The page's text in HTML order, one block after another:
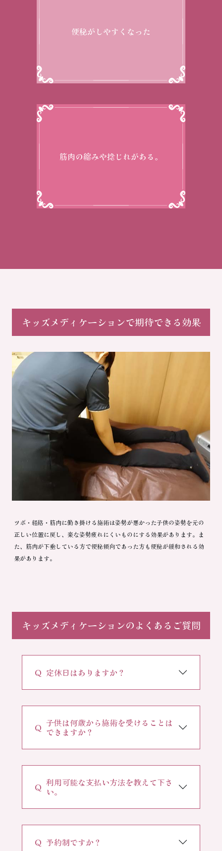
便秘がしやすくなった
筋肉の縮みや捻じれがある。
キッズメディケーションで期待できる効果
ツボ・経絡・筋肉に働き掛ける施術は姿勢が悪かった子供の姿勢を元の
正しい位置に戻し、楽な姿勢疲れにくいものにする効果があります。ま
た、筋肉が下垂している方で便秘傾向であった方も便秘が緩和される効
果があります。
キッズメディケーションのよくあるご質問
Ｑ 定休日はありますか？
Ｑ 子供は何歳から施術を受けることは
できますか？
Ｑ 利用可能な支払い方法を教えて下さ
い。
Ｑ 予約制ですか？